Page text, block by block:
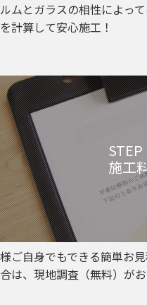
ムとガラスの相性によっ
計算して安心施工！
施工
ご自身でもできる簡単お
は、現地調査（無料）がお